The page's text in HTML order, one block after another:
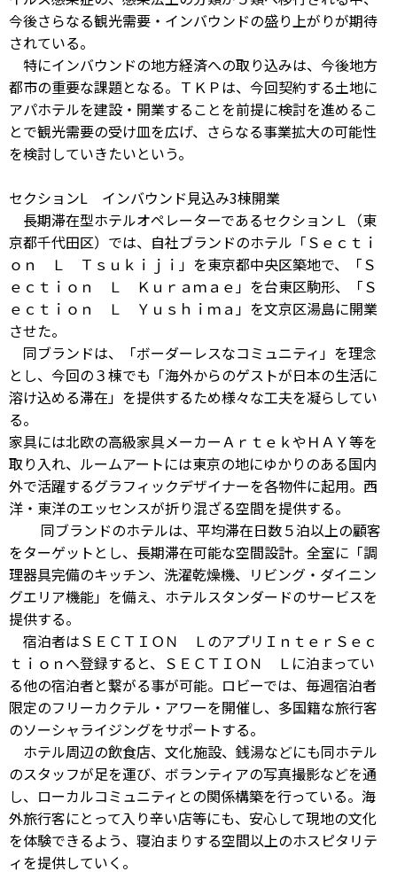
今後さらなる観光需要・インバウンドの盛り上がりが期待
されている。
特にインバウンドの地方経済への取り込みは、今後地方
都市の重要な課題となる。ＴＫＰは、今回契約する土地に
アパホテルを建設・開業することを前提に検討を進めるこ
とで観光需要の受け皿を広げ、さらなる事業拡大の可能性
を検討していきたいという。
セクションL インバウンド見込み3棟開業
長期滞在型ホテルオペレーターであるセクションＬ（東
京都千代田区）では、自社ブランドのホテル「Ｓｅｃｔｉ
ｏｎ Ｌ Ｔｓｕｋｉｊｉ」を東京都中央区築地で、「Ｓ
ｅｃｔｉｏｎ Ｌ Ｋｕｒａｍａｅ」を台東区駒形、「Ｓ
ｅｃｔｉｏｎ Ｌ Ｙｕｓｈｉｍａ」を文京区湯島に開業
させた。
同ブランドは、「ボーダーレスなコミュニティ」を理念
とし、今回の３棟でも「海外からのゲストが日本の生活に
溶け込める滞在」を提供するため様々な工夫を凝らしてい
る。
家具には北欧の高級家具メーカーＡｒｔｅｋやＨＡＹ等を
取り入れ、ルームアートには東京の地にゆかりのある国内
外で活躍するグラフィックデザイナーを各物件に起用。西
洋・東洋のエッセンスが折り混ざる空間を提供する。
同ブランドのホテルは、平均滞在日数５泊以上の顧客
をターゲットとし、長期滞在可能な空間設計。全室に「調
理器具完備のキッチン、洗濯乾燥機、リビング・ダイニン
グエリア機能」を備え、ホテルスタンダードのサービスを
提供する。
宿泊者はＳＥＣＴＩＯＮ ＬのアプリＩｎｔｅｒＳｅｃ
ｔｉｏｎへ登録すると、ＳＥＣＴＩＯＮ Ｌに泊まってい
る他の宿泊者と繋がる事が可能。ロビーでは、毎週宿泊者
限定のフリーカクテル・アワーを開催し、多国籍な旅行客
のソーシャライジングをサポートする。
ホテル周辺の飲食店、文化施設、銭湯などにも同ホテル
のスタッフが足を運び、ボランティアの写真撮影などを通
し、ローカルコミュニティとの関係構築を行っている。海
外旅行客にとって入り辛い店等にも、安心して現地の文化
を体験できるよう、寝泊まりする空間以上のホスピタリテ
ィを提供していく。